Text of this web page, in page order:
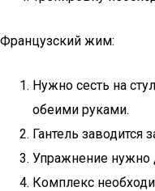
Французский жим:
Нужно сесть на
обеими руками.
Гантель заводится
Упражнение нужно
Комплекс